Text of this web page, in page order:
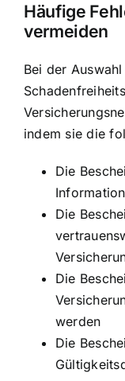
Häufige
vermeiden
Bei der
indem sie die
Die
Die
Die
werden
Die